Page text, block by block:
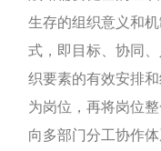
生存的组织意义和
式，即目标、协同
织要素的有效安排
为岗位，再将岗位
向多部门分工协作